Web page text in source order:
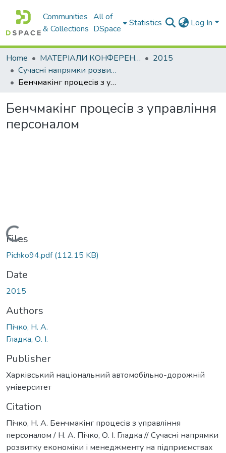
Communities
& Collections
All of
DSpace
Statistics Log In
Home МАТЕРІАЛИ КОНФЕРЕНЦІЙ
2015
Сучасні напрямки розвитку економіки і менеджменту на підприємствах України
Бенчмакінг процесів з управління персоналом
Бенчмакінг процесів з управління
персоналом
Loading...
Files
Pichko94.pdf(112.15 KB)
Date
2015
Authors
Пічко, Н. А.
Гладка, О. І.
Publisher
Харківський національний автомобільно-дорожній
університет
Citation
Пічко, Н. А. Бенчмакінг процесів з управління
персоналом / Н. А. Пічко, О. І. Гладка // Сучасні напрямки
розвитку економіки і менеджменту на підприємствах